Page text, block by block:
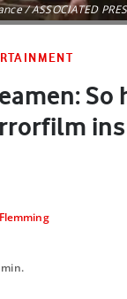
/ ASSOCIATED
So
ins